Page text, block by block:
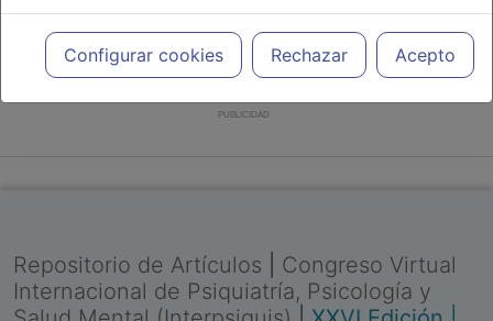
meramente informativo, siendo responsabilidad de los
profesionales facultados prescribir medicamentos y decidir, en
cada caso concreto, el tratamiento más adecuado a las
necesidades del paciente.
Configurar cookies Rechazar Acepto
PUBLICIDAD
Repositorio de Artículos
Congreso Virtual
Internacional de Psiquiatría, Psicología y